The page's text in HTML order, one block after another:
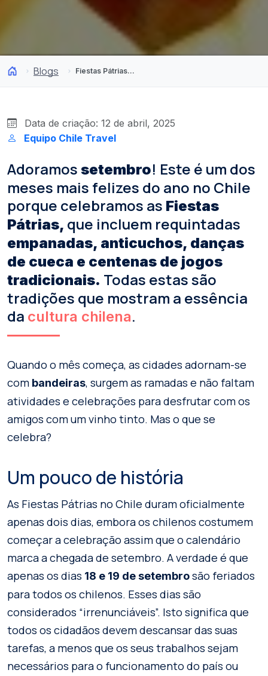
Blogs Fiestas Pátrias no Chile: Cultura, gastronomia e tradições do dia 18
Data de criação: 12 de abril, 2025
Equipo Chile Travel
Adoramos setembro! Este é um dos
meses mais felizes do ano no Chile
porque celebramos as Fiestas
Pátrias, que incluem requintadas
empanadas, anticuchos, danças
de cueca e centenas de jogos
tradicionais. Todas estas são
tradições que mostram a essência
da cultura chilena.
Quando o mês começa, as cidades adornam-se
com bandeiras, surgem as ramadas e não faltam
atividades e celebrações para desfrutar com os
amigos com um vinho tinto. Mas o que se
celebra?
Um pouco de história
As Fiestas Pátrias no Chile duram oficialmente
apenas dois dias, embora os chilenos costumem
começar a celebração assim que o calendário
marca a chegada de setembro. A verdade é que
apenas os dias 18 e 19 de setembrosão feriados
para todos os chilenos. Esses dias são
considerados “irrenunciáveis”. Isto significa que
todos os cidadãos devem descansar das suas
tarefas, a menos que os seus trabalhos sejam
necessários para o funcionamento do país ou